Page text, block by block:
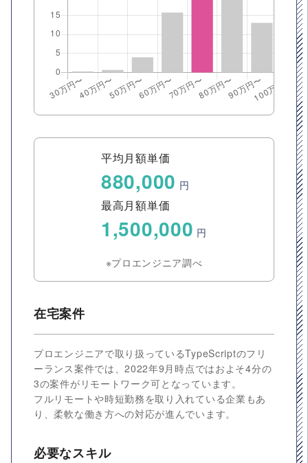
平均月額単価
880,000 円
最高月額単価
1,500,000 円
※プロエンジニア調べ
在宅案件
プロエンジニアで取り扱っているTypeScriptのフリ
ーランス案件では、2022年9月時点ではおよそ4分の
3の案件がリモートワーク可となっています。
フルリモートや時短勤務を取り入れている企業もあ
り、柔軟な働き方への対応が進んでいます。
必要なスキル